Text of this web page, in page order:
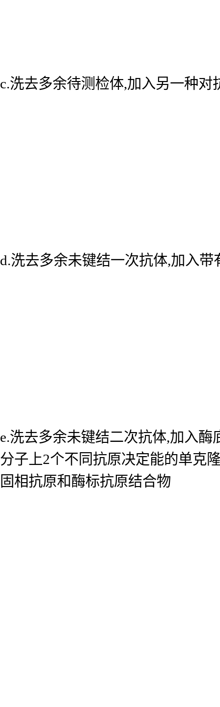
c.洗去多余待测检体,加入另一种
d.洗去多余未键结一次抗体,加入
e.洗去多余未键结二次抗体,加入
分子上2个不同抗原决定能的单克
固相抗原和酶标抗原结合物